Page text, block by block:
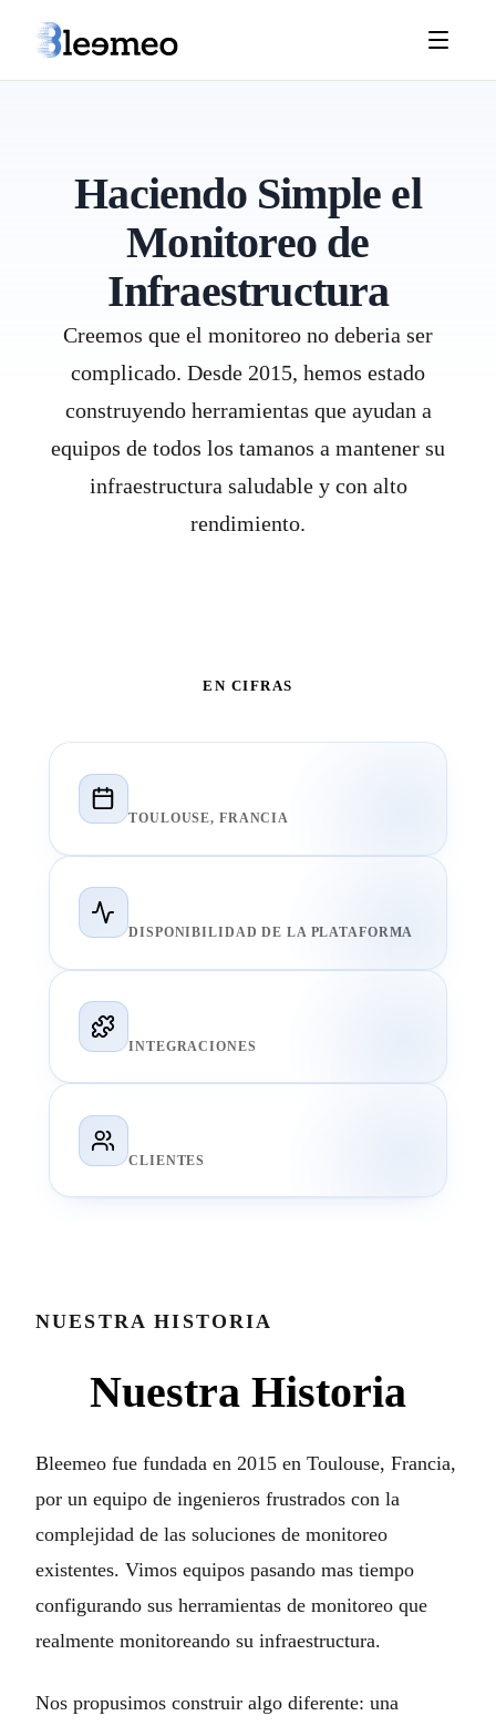
Haciendo Simple el
Monitoreo de
Infraestructura
Creemos que el monitoreo no deberia ser
complicado. Desde 2015, hemos estado
construyendo herramientas que ayudan a
equipos de todos los tamanos a mantener su
infraestructura saludable y con alto
rendimiento.
EN CIFRAS
TOULOUSE, FRANCIA
DISPONIBILIDAD DE LA PLATAFORMA
INTEGRACIONES
CLIENTES
NUESTRA HISTORIA
Nuestra Historia
Bleemeo fue fundada en 2015 en Toulouse, Francia,
por un equipo de ingenieros frustrados con la
complejidad de las soluciones de monitoreo
existentes. Vimos equipos pasando mas tiempo
configurando sus herramientas de monitoreo que
realmente monitoreando su infraestructura.
Nos propusimos construir algo diferente: una